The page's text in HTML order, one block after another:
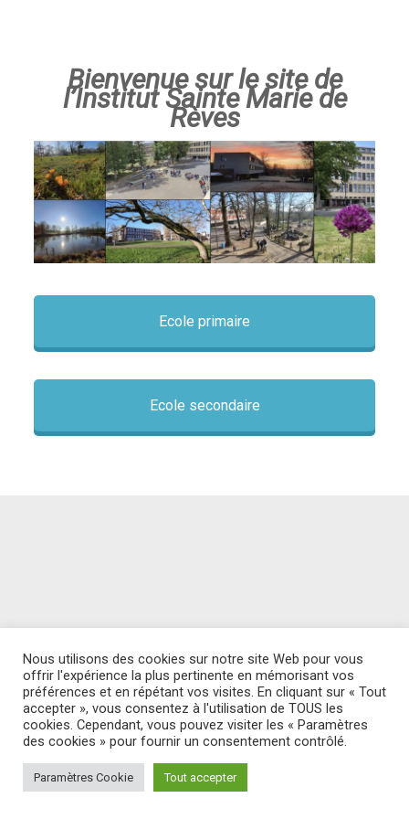
Bienvenue sur le site de
l’Institut Sainte Marie de
Rèves
Ecole primaire
Ecole secondaire
Nous utilisons des cookies sur notre site Web pour vous
offrir l'expérience la plus pertinente en mémorisant vos
préférences et en répétant vos visites. En cliquant sur « Tout
accepter », vous consentez à l'utilisation de TOUS les
cookies. Cependant, vous pouvez visiter les « Paramètres
des cookies » pour fournir un consentement contrôlé.
Paramètres Cookie Tout accepter